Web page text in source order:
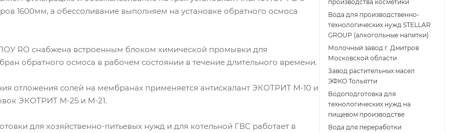
1600мм, а обессоливание выполняем на установке обратного осмоса
RO снабжена встроенным блоком химической промывки для
обратного осмоса в рабочем состоянии в течение длительного времени.
отложения солей на мембранах применяется антискалант ЭКОТРИТ М-10 и
ЭКОТРИТ М-25 и М-21.
для хозяйственно-питьевых нужд и для котельной ГВС работает в
производства косметики
Вода для производственно-
технологических нужд STELLAR
GROUP (алкогольные напитки)
Молочный завод г. Дмитров
Московской области
Завод растительных масел
ЭФКО Тольятти
Водоподготовка для
технологических нужд на
пищевом производстве
Вода для переработки